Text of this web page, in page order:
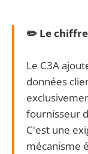
✏️ Le
Le C3A
données
fournisseur
C'est une
mécanisme